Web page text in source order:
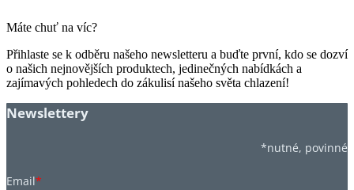
Máte chuť na víc?
Přihlaste se k odběru našeho newsletteru a buďte první, kdo se dozví
o našich nejnovějších produktech, jedinečných nabídkách a
zajímavých pohledech do zákulisí našeho světa chlazení!
Newslettery
*nutné, povinné
Email*